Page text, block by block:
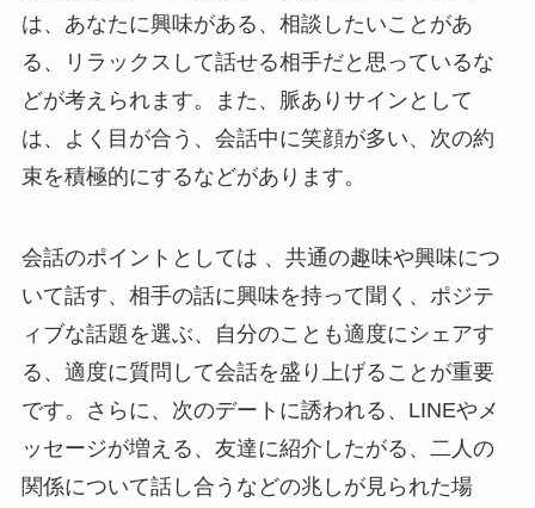
は、あなたに興味がある、相談したいことがあ
る、リラックスして話せる相手だと思っているな
どが考えられます。また、脈ありサインとして
は、よく目が合う、会話中に笑顔が多い、次の約
束を積極的にするなどがあります。
会話のポイントとしては 、共通の趣味や興味につ
いて話す、相手の話に興味を持って聞く、ポジテ
ィブな話題を選ぶ、自分のことも適度にシェアす
る、適度に質問して会話を盛り上げることが重要
です。さらに、次のデートに誘われる、LINEやメ
ッセージが増える、友達に紹介したがる、二人の
関係について話し合うなどの兆しが見られた場